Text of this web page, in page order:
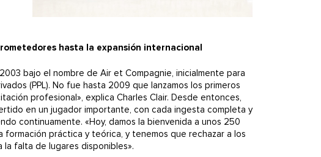
hasta la expansión internacional
bajo el nombre de Air et Compagnie, inicialmente para
(PPL). No fue hasta 2009 que lanzamos los primeros
profesional», explica Charles Clair. Desde entonces,
en un jugador importante, con cada ingesta completa y
continuamente. «Hoy, damos la bienvenida a unos 250
formación práctica y teórica, y tenemos que rechazar a los
falta de lugares disponibles».